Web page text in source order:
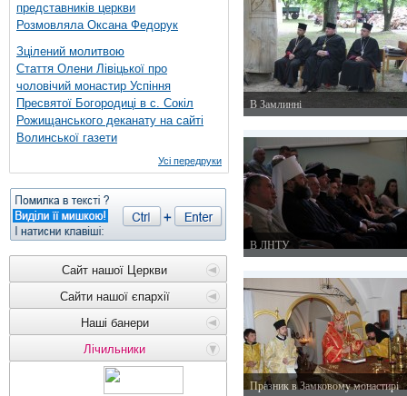
представників церкви
Розмовляла Оксана Федорук
Зцілений молитвою
Стаття Олени Лівіцької про
чоловічий монастир Успіння
Пресвятої Богородиці в с. Сокіл
Рожищанського деканату на сайті
Волинської газети
Усі передруки
Сайт нашої Церкви
Сайти нашої єпархії
Наші банери
Лічильники
В Замлинні
В ЛНТУ
Празник в Замковому монастирі